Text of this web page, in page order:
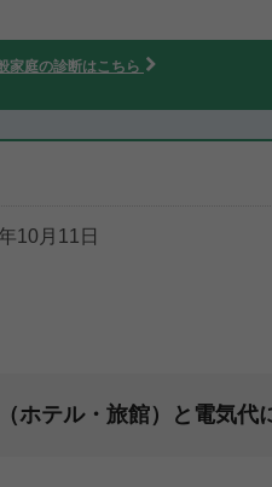
家庭の診断はこちら
10月11日
ホテル・旅館）と電気代